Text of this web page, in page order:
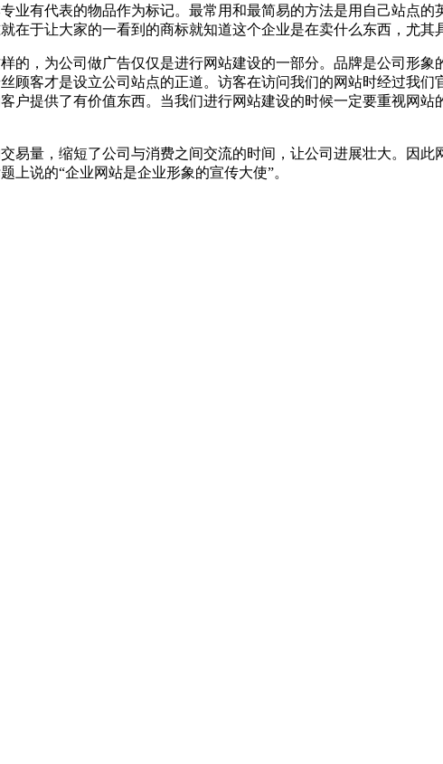
业有代表的物品作为标记。最常用和最简易的方法是用自己站点
于让大家的一看到的商标就知道这个企业是在卖什么东西，尤其
的，为公司做广告仅仅是进行网站建设的一部分。品牌是公司形象
顾客才是设立公司站点的正道。访客在访问我们的网站时经过我
户提供了有价值东西。当我们进行网站建设的时候一定要重视网
易量，缩短了公司与消费之间交流的时间，让公司进展壮大。因
上说的“企业网站是企业形象的宣传大使”。